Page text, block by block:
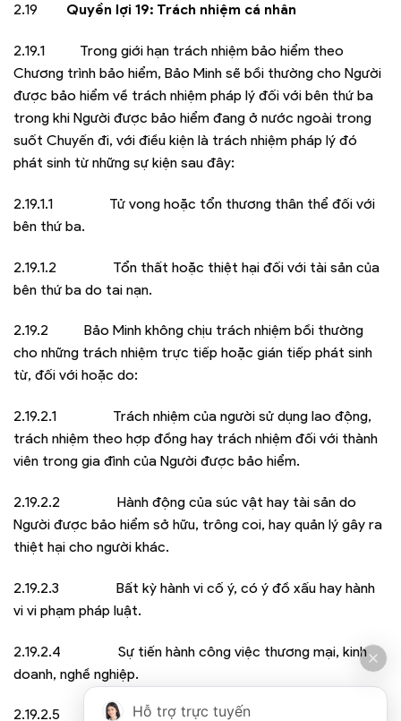
2.19 Quyền lợi 19: Trách nhiệm cá nhân
2.19.1 Trong giới hạn trách nhiệm bảo hiểm theo
Chương trình bảo hiểm, Bảo Minh sẽ bồi thường cho Người
được bảo hiểm về trách nhiệm pháp lý đối với bên thứ ba
trong khi Người được bảo hiểm đang ở nước ngoài trong
suốt Chuyến đi, với điều kiện là trách nhiệm pháp lý đó
phát sinh từ những sự kiện sau đây:
2.19.1.1 Tử vong hoặc tổn thương thân thể đối với
bên thứ ba.
2.19.1.2 Tổn thất hoặc thiệt hại đối với tài sản của
bên thứ ba do tai nạn.
2.19.2 Bảo Minh không chịu trách nhiệm bồi thường
cho những trách nhiệm trực tiếp hoặc gián tiếp phát sinh
từ, đối với hoặc do:
2.19.2.1 Trách nhiệm của người sử dụng lao động,
trách nhiệm theo hợp đồng hay trách nhiệm đối với thành
viên trong gia đình của Người được bảo hiểm.
2.19.2.2 Hành động của súc vật hay tài sản do
Người được bảo hiểm sở hữu, trông coi, hay quản lý gây ra
thiệt hại cho người khác.
2.19.2.3 Bất kỳ hành vi cố ý, có ý đồ xấu hay hành
vi vi phạm pháp luật.
2.19.2.4 Sự tiến hành công việc thương mại, kinh
doanh, nghề nghiệp.
2.19.2.5 Sự sở hữu hay sử dụng đất đai, nhà cửa
Hỗ trợ trực tuyến